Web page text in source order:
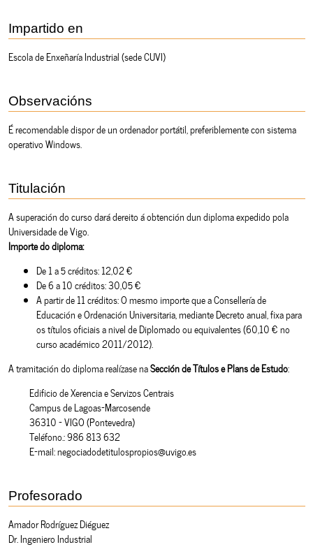
Impartido en
Escola de Enxeñaría Industrial (sede CUVI)
Observacións
É recomendable dispor de un ordenador portátil, preferiblemente con sistema
operativo Windows.
Titulación
A superación do curso dará dereito á obtención dun diploma expedido pola
Universidade de Vigo.
Importe do diploma:
De 1 a 5 créditos: 12,02 €
De 6 a 10 créditos: 30,05 €
A partir de 11 créditos: O mesmo importe que a Consellería de
Educación e Ordenación Universitaria, mediante Decreto anual, fixa para
os títulos oficiais a nivel de Diplomado ou equivalentes (60,10 € no
curso académico 2011/2012).
A tramitación do diploma realízase naSección de Títulos e Plans de Estudo:
Edificio de Xerencia e Servizos Centrais
Campus de Lagoas-Marcosende
36310 - VIGO (Pontevedra)
Teléfono.: 986 813 632
E-mail: negociadodetitulospropios@uvigo.es
Profesorado
Amador Rodríguez Diéguez
Dr. Ingeniero Industrial